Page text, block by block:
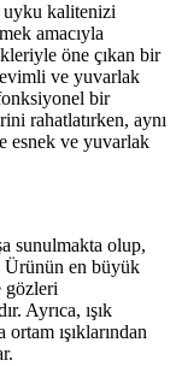
kalitenizi
amacıyla
öne çıkan bir
ve yuvarlak
bir
rahatlatırken, aynı
esnek ve yuvarlak
sunulmakta olup,
Ürünün en büyük
gözleri
Ayrıca, ışık
ışıklarından